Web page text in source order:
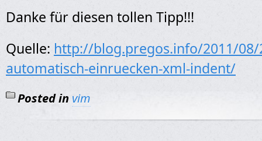
Danke für diesen tollen Tipp!!!
Quelle: http://blog.pregos.info/2011/
automatisch-einruecken-xml-indent/
Posted in vim